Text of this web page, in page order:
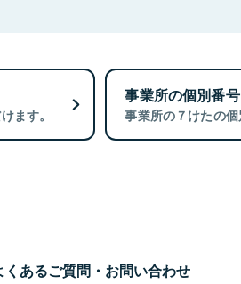
ます。
事業所の個別番
事業所の７けたの個
くあるご質問・お問い合わせ